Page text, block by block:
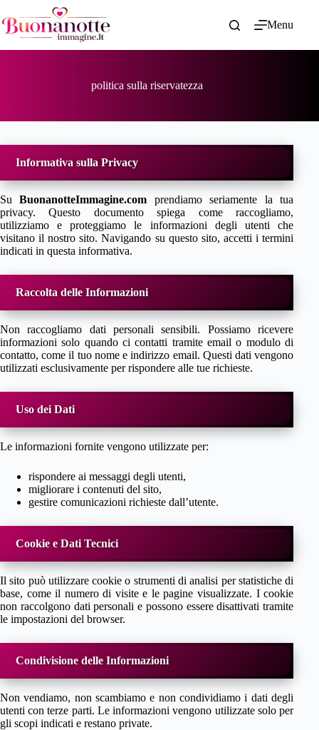
al
contenuto
Menu
politica sulla riservatezza
Informativa sulla Privacy
SuBuonanotteImmagine.com prendiamo seriamente la tua
privacy. Questo documento spiega come raccogliamo,
utilizziamo e proteggiamo le informazioni degli utenti che
visitano il nostro sito. Navigando su questo sito, accetti i termini
indicati in questa informativa.
Raccolta delle Informazioni
Non raccogliamo dati personali sensibili. Possiamo ricevere
informazioni solo quando ci contatti tramite email o modulo di
contatto, come il tuo nome e indirizzo email. Questi dati vengono
utilizzati esclusivamente per rispondere alle tue richieste.
Uso dei Dati
Le informazioni fornite vengono utilizzate per:
rispondere ai messaggi degli utenti,
migliorare i contenuti del sito,
gestire comunicazioni richieste dall’utente.
Cookie e Dati Tecnici
Il sito può utilizzare cookie o strumenti di analisi per statistiche di
base, come il numero di visite e le pagine visualizzate. I cookie
non raccolgono dati personali e possono essere disattivati tramite
le impostazioni del browser.
Condivisione delle Informazioni
Non vendiamo, non scambiamo e non condividiamo i dati degli
utenti con terze parti. Le informazioni vengono utilizzate solo per
gli scopi indicati e restano private.